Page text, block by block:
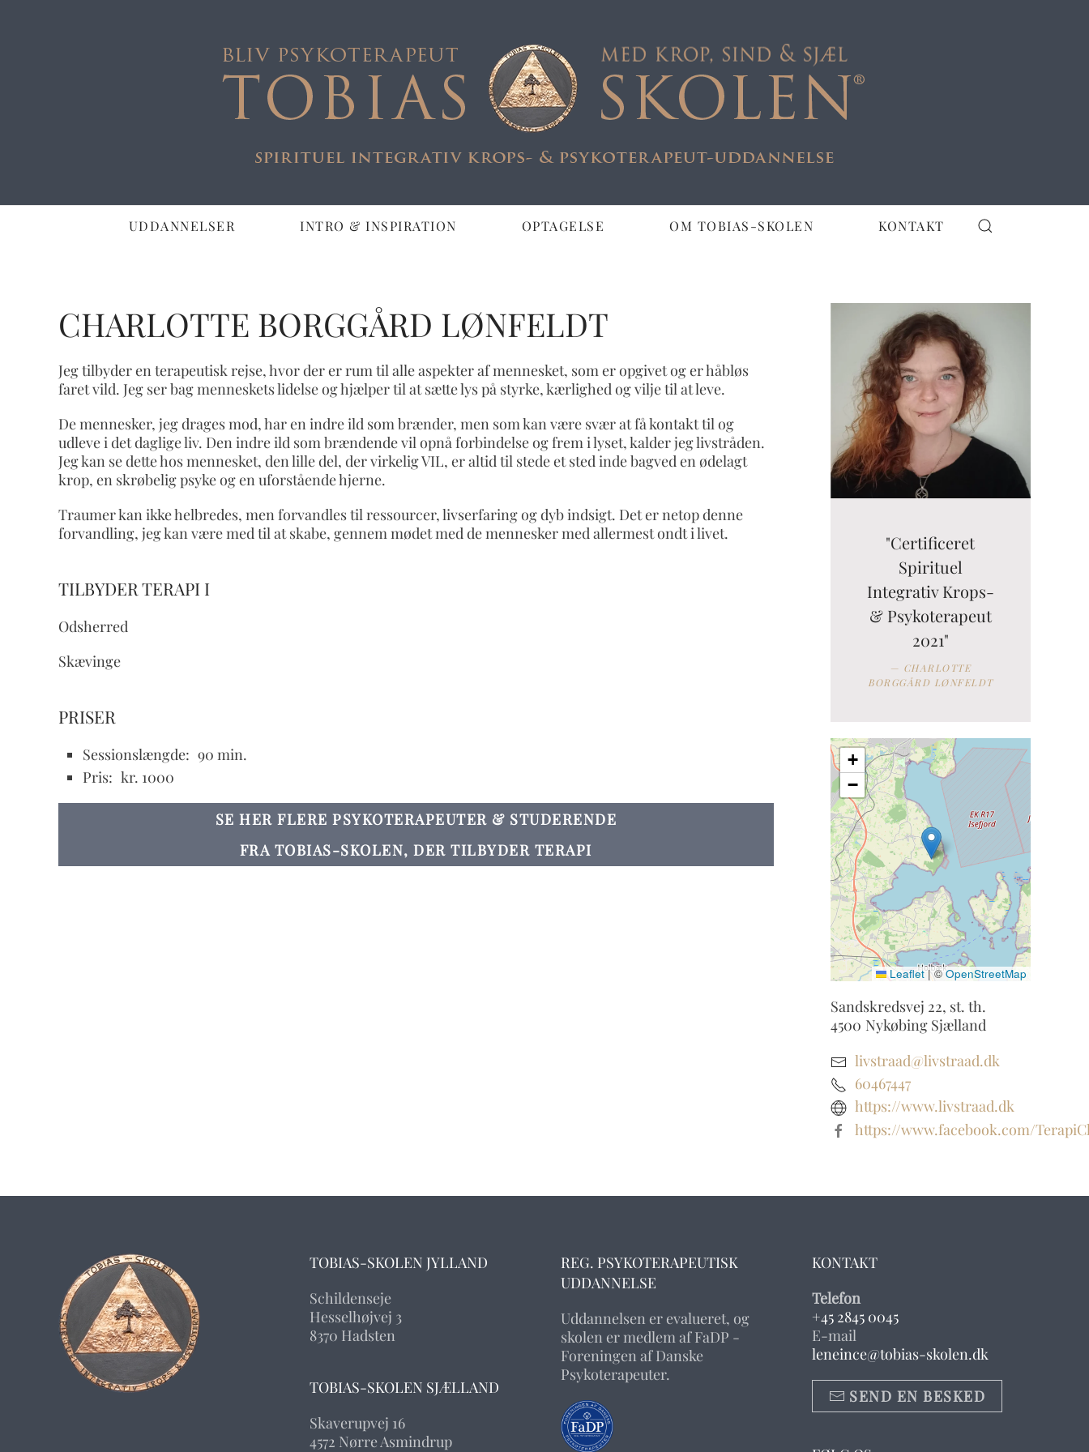
UDDANNELSER INTRO & INSPIRATION OPTAGELSE OM TOBIAS-SKOLEN KONTAKT
CHARLOTTE BORGGÅRD LØNFELDT
Jeg tilbyder en terapeutisk rejse, hvor der er rum til alle aspekter af mennesket, som er opgivet og er håbløs
faret vild. Jeg ser bag menneskets lidelse og hjælper til at sætte lys på styrke, kærlighed og vilje til at leve.
De mennesker, jeg drages mod, har en indre ild som brænder, men som kan være svær at få kontakt til og
udleve i det daglige liv. Den indre ild som brændende vil opnå forbindelse og frem i lyset, kalder jeg livstråden.
Jeg kan se dette hos mennesket, den lille del, der virkelig VIL, er altid til stede et sted inde bagved en ødelagt
krop, en skrøbelig psyke og en uforstående hjerne.
Traumer kan ikke helbredes, men forvandles til ressourcer, livserfaring og dyb indsigt. Det er netop denne
forvandling, jeg kan være med til at skabe, gennem mødet med de mennesker med allermest ondt i livet.
TILBYDER TERAPI I
Odsherred
Skævinge
PRISER
Sessionslængde: 90 min.
Pris: kr. 1000
SE HER FLERE PSYKOTERAPEUTER & STUDERENDE
FRA TOBIAS-SKOLEN, DER TILBYDER TERAPI
"Certificeret
Spirituel
Integrativ Krops-
& Psykoterapeut
2021"
CHARLOTTE
BORGGÅRD LØNFELDT
+
−
Leaflet |©OpenStreetMap
Sandskredsvej 22, st. th.
4500 Nykøbing Sjælland
livstraad@livstraad.dk
60467447
https://www.livstraad.dk
https://www.facebook.com/
TOBIAS-SKOLEN JYLLAND
Schildenseje
Hesselhøjvej 3
8370 Hadsten
TOBIAS-SKOLEN SJÆLLAND
Skaverupvej 16
4572 Nørre Asmindrup
REG. PSYKOTERAPEUTISK
UDDANNELSE
Uddannelsen er evalueret, og
skolen er medlem af FaDP -
Foreningen af Danske
Psykoterapeuter.
KONTAKT
Telefon
+45 2845 0045
E-mail
leneince@tobias-skolen.dk
SEND EN BESKED